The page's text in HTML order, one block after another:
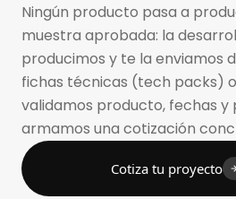
Ningún producto pasa a
muestra aprobada: la
producimos y te la enviamos
fichas técnicas (tech packs)
validamos producto, fechas y
armamos una cotización
Cotiza tu proyecto